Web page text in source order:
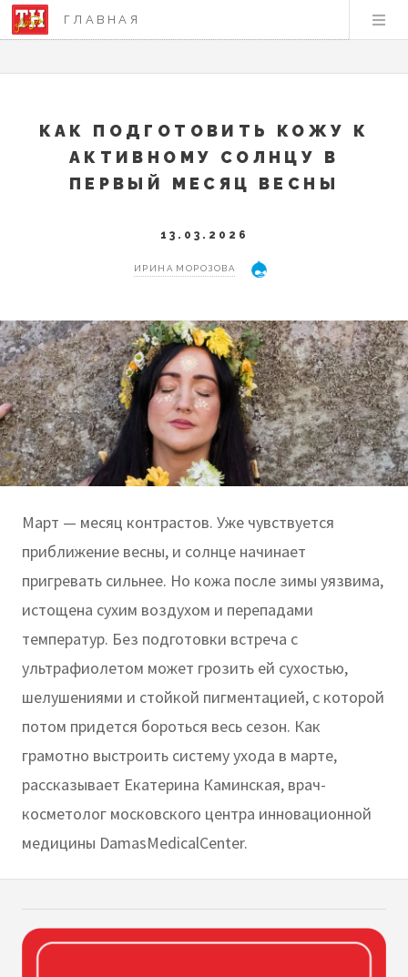
ГЛАВНАЯ
КАК ПОДГОТОВИТЬ КОЖУ К
АКТИВНОМУ СОЛНЦУ В
ПЕРВЫЙ МЕСЯЦ ВЕСНЫ
13.03.2026
ИРИНА МОРОЗОВА
Март — месяц контрастов. Уже чувствуется
приближение весны, и солнце начинает
пригревать сильнее. Но кожа после зимы уязвима,
истощена сухим воздухом и перепадами
температур. Без подготовки встреча с
ультрафиолетом может грозить ей сухостью,
шелушениями и стойкой пигментацией, с которой
потом придется бороться весь сезон. Как
грамотно выстроить систему ухода в марте,
рассказывает Екатерина Каминская, врач-
косметолог московского центра инновационной
медицины DamasMedicalCenter.